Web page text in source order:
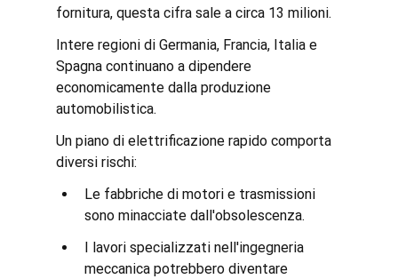
fornitura, questa cifra sale a circa 13 milioni.
Intere regioni di Germania, Francia, Italia e
Spagna continuano a dipendere
economicamente dalla produzione
automobilistica.
Un piano di elettrificazione rapido comporta
diversi rischi:
Le fabbriche di motori e trasmissioni
sono minacciate dall'obsolescenza.
I lavori specializzati nell'ingegneria
meccanica potrebbero diventare